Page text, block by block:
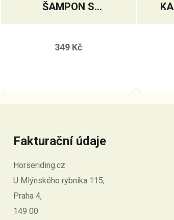
ŠAMPON S
VÝTAŽKEM
AUSTRALSKÉHO
349 Kč
Fakturační údaje
Horseriding.cz
U Mlýnského rybníka 115,
Praha 4,
149 00